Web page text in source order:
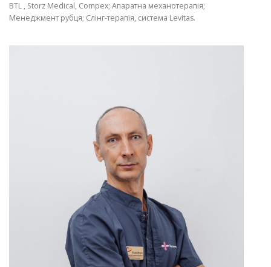
BTL , Storz Medical, Compex; Апаратна механотерапія;
Менеджмент рубця; Слінг-терапія, система Levitas.